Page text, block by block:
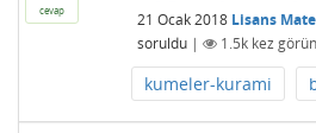
cevap 21 Ocak 2018 Lisans
soruldu | 1.5kkez
kumeler-kurami